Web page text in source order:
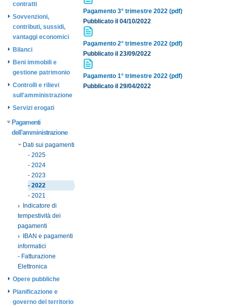
contratti
Sovvenzioni,
contributi, sussidi,
vantaggi economici
Bilanci
Beni immobili e
gestione patrimonio
Controlli e rilievi
sull'amministrazione
Servizi erogati
Pagamenti
dell'amministrazione
Dati sui pagamenti
- 2025
- 2024
- 2023
- 2022
- 2021
Indicatore di
tempestività dei
pagamenti
IBAN e pagamenti
informatici
- Fatturazione
Elettronica
Opere pubbliche
Pianificazione e
governo del territorio
Pagamento 3° trimestre 2022 (pdf)
Pubblicato il 04/10/2022
Pagamento 2° trimestre 2022 (pdf)
Pubblicato il 23/09/2022
Pagamento 1° trimestre 2022 (pdf)
Pubblicato il 29/04/2022